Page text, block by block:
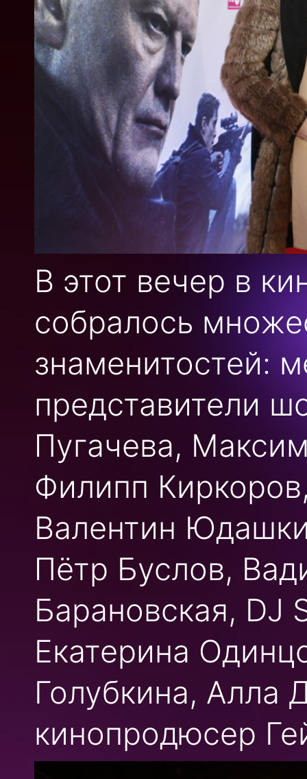
В этот вечер в
собралось
знаменитостей:
представители
Пугачева,
Филипп
Валентин
Пётр Буслов,
Барановская, DJ
Екатерина
Голубкина, Алла
кинопродюсер